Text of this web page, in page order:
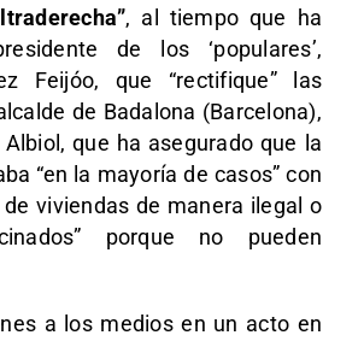
, al tiempo que ha
de los ‘populares’,
Feijóo, que “rectifique” las
de Badalona (Barcelona),
que ha asegurado que la
“en la mayoría de casos” con
de viviendas de manera ilegal o
porque no pueden
a los medios en un acto en